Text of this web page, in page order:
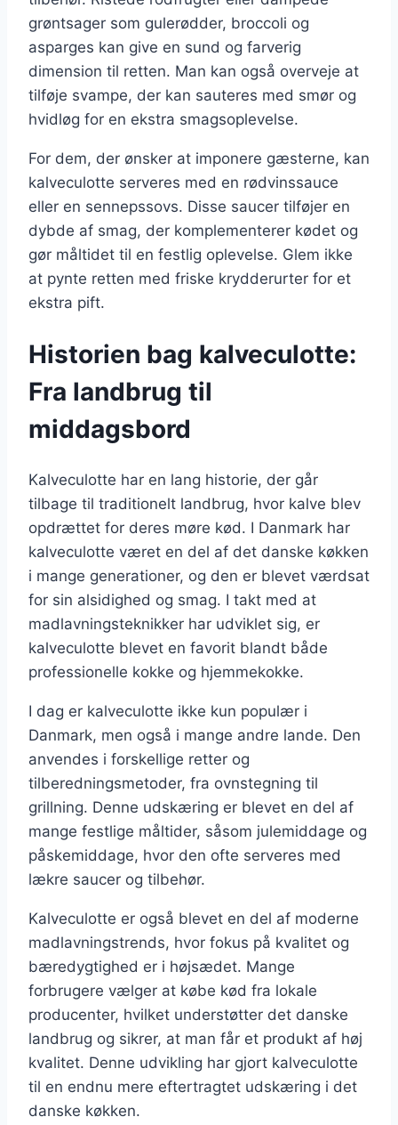
grøntsager som gulerødder, broccoli og
asparges kan give en sund og farverig
dimension til retten. Man kan også overveje at
tilføje svampe, der kan sauteres med smør og
hvidløg for en ekstra smagsoplevelse.
For dem, der ønsker at imponere gæsterne, kan
kalveculotte serveres med en rødvinssauce
eller en sennepssovs. Disse saucer tilføjer en
dybde af smag, der komplementerer kødet og
gør måltidet til en festlig oplevelse. Glem ikke
at pynte retten med friske krydderurter for et
ekstra pift.
Historien bag kalveculotte:
Fra landbrug til
middagsbord
Kalveculotte har en lang historie, der går
tilbage til traditionelt landbrug, hvor kalve blev
opdrættet for deres møre kød. I Danmark har
kalveculotte været en del af det danske køkken
i mange generationer, og den er blevet værdsat
for sin alsidighed og smag. I takt med at
madlavningsteknikker har udviklet sig, er
kalveculotte blevet en favorit blandt både
professionelle kokke og hjemmekokke.
I dag er kalveculotte ikke kun populær i
Danmark, men også i mange andre lande. Den
anvendes i forskellige retter og
tilberedningsmetoder, fra ovnstegning til
grillning. Denne udskæring er blevet en del af
mange festlige måltider, såsom julemiddage og
påskemiddage, hvor den ofte serveres med
lækre saucer og tilbehør.
Kalveculotte er også blevet en del af moderne
madlavningstrends, hvor fokus på kvalitet og
bæredygtighed er i højsædet. Mange
forbrugere vælger at købe kød fra lokale
producenter, hvilket understøtter det danske
landbrug og sikrer, at man får et produkt af høj
kvalitet. Denne udvikling har gjort kalveculotte
til en endnu mere eftertragtet udskæring i det
danske køkken.